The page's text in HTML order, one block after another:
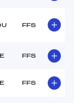
FFS
FFS
FFS